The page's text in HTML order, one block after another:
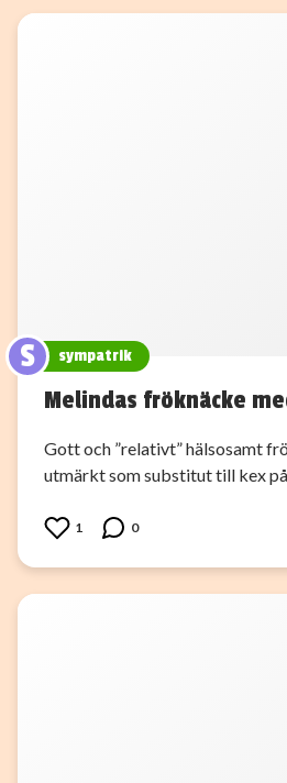
S sympatrik
Melindas fröknäcke
Gott och ”relativt” hälsosamt
utmärkt som substitut till kex
1 0